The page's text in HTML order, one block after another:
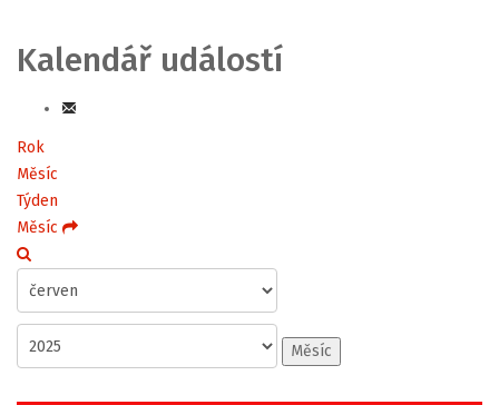
Kalendář událostí
Rok
Měsíc
Týden
Měsíc
Měsíc